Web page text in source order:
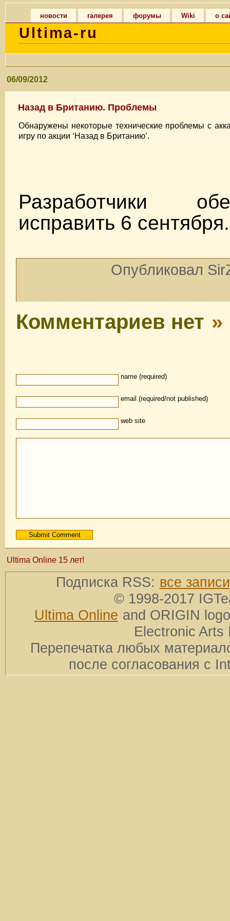
новости галерея форумы Wiki о
Ultima-ru
06/09/2012
Назад в Британию. Проблемы
Обнаружены некоторые технические проблемы с
игру по акции ‘Назад в Британию’.
Разработчики
исправить 6 сентября.
Опубликовал
Комментариев нет »
name (required)
email (required/not published)
web site
Ultima Online 15 лет!
Подписка RSS: все записи
© 1998-2017
Ultima Online and ORIGIN
Electronic Arts
Перепечатка любых
после согласования с